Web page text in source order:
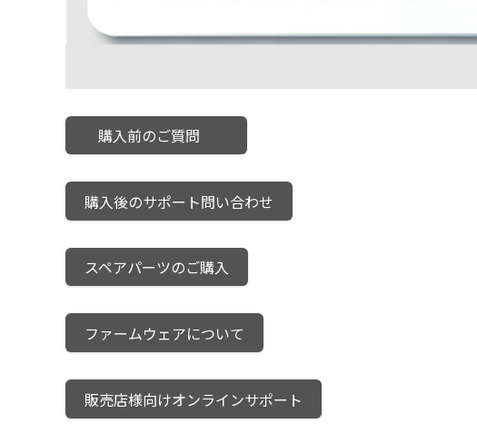
購入前のご質問
購入後のサポート問い合わせ
スペアパーツのご購入
ファームウェアについて
販売店様向けオンラインサポート